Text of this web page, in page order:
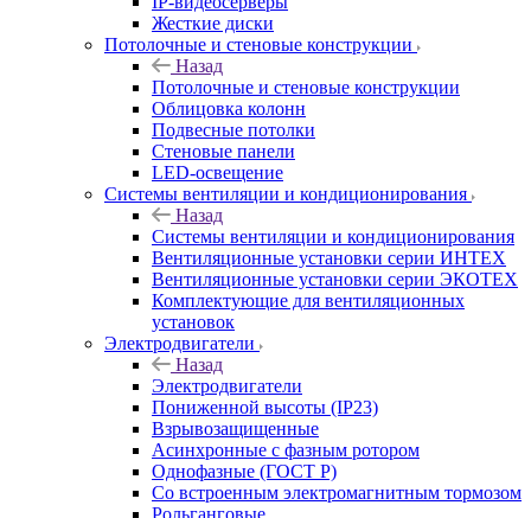
Жесткие диски
Потолочные и стеновые конструкции
Назад
Потолочные и стеновые конструкции
Облицовка колонн
Подвесные потолки
Стеновые панели
LED-освещение
Системы вентиляции и кондиционирования
Назад
Системы вентиляции и кондиционирования
Вентиляционные установки серии ИНТЕХ
Вентиляционные установки серии ЭКОТЕХ
Комплектующие для вентиляционных
установок
Электродвигатели
Назад
Электродвигатели
Пониженной высоты (IP23)
Взрывозащищенные
Асинхронные с фазным ротором
Однофазные (ГОСТ Р)
Со встроенным электромагнитным тормозом
Рольганговые